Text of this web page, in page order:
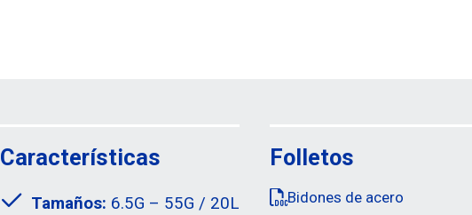
Características
Tamaños: 6.5G – 55G / 20L
Folletos
Bidones de acero